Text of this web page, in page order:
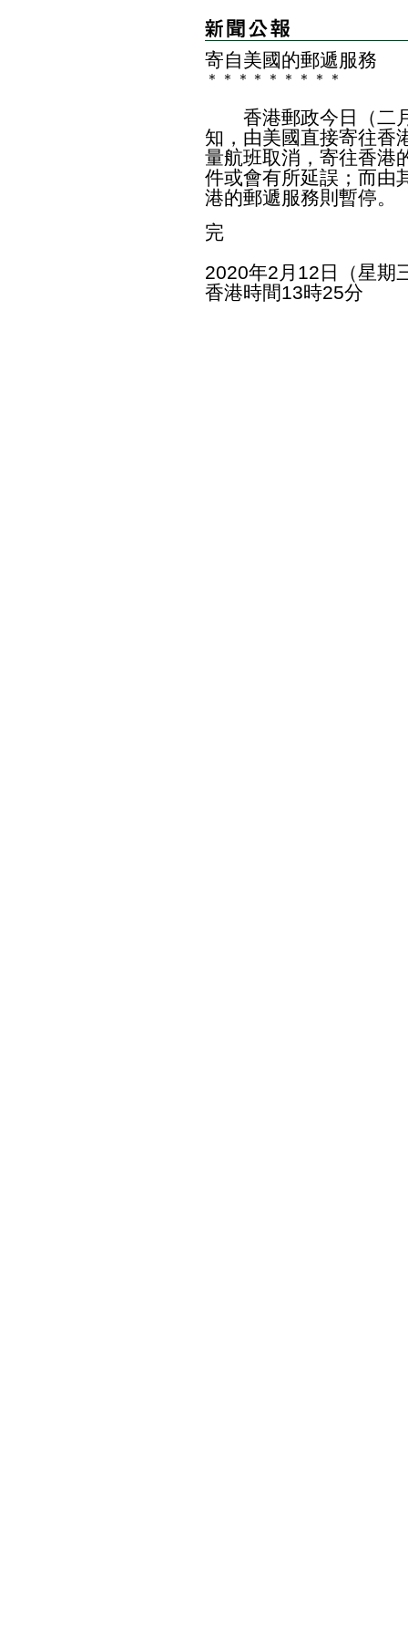
寄自美國的郵遞服務
＊ ＊ ＊ ＊ ＊ ＊ ＊ ＊ ＊
香港郵政今日（二月
知，由美國直接寄往香
量航班取消，寄往香港
件或會有所延誤；而由
港的郵遞服務則暫停。
完
2020年2月12日（星期
香港時間13時25分